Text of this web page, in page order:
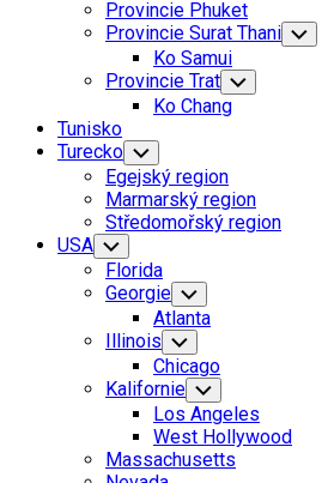
Provincie Phuket
Provincie Surat Thani Toggle
Child
Ko Samui
Provincie Trat Toggle
Child
Menu
Ko Chang
Tunisko
Turecko Toggle
Child
Menu
Egejský region
Marmarský region
Středomořský region
USA Toggle
Child
Menu
Florida
Georgie Toggle
Child
Menu
Atlanta
Illinois Toggle
Child
Menu
Chicago
Kalifornie Toggle
Child
Menu
Los Angeles
West Hollywood
Massachusetts